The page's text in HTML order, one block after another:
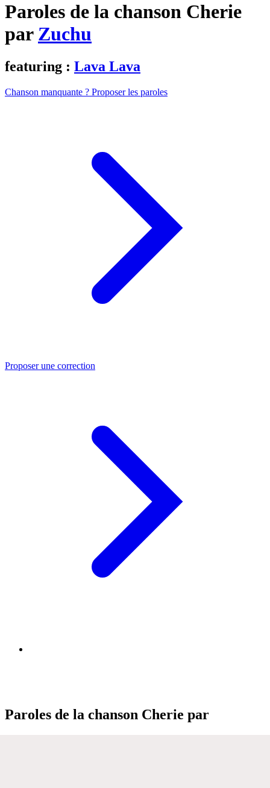
Paroles de la chanson Cherie
par Zuchu
featuring : Lava Lava
Chanson manquante ? Proposer les paroles
Proposer une correction
Paroles de la chanson Cherie par